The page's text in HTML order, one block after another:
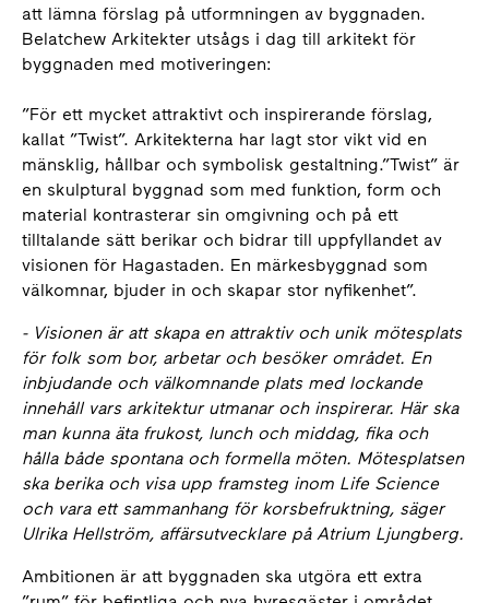
att lämna förslag på utformningen av byggnaden.
Belatchew Arkitekter utsågs i dag till arkitekt för
byggnaden med motiveringen:
”För ett mycket attraktivt och inspirerande förslag,
kallat ”Twist”. Arkitekterna har lagt stor vikt vid en
mänsklig, hållbar och symbolisk gestaltning.”Twist” är
en skulptural byggnad som med funktion, form och
material kontrasterar sin omgivning och på ett
tilltalande sätt berikar och bidrar till uppfyllandet av
visionen för Hagastaden. En märkesbyggnad som
välkomnar, bjuder in och skapar stor nyfikenhet”.
- Visionen är att skapa en attraktiv och unik mötesplats
för folk som bor, arbetar och besöker området. En
inbjudande och välkomnande plats med lockande
innehåll vars arkitektur utmanar och inspirerar. Här ska
man kunna äta frukost, lunch och middag, fika och
hålla både spontana och formella möten. Mötesplatsen
ska berika och visa upp framsteg inom Life Science
och vara ett sammanhang för korsbefruktning, säger
Ulrika Hellström, affärsutvecklare på Atrium Ljungberg.
Ambitionen är att byggnaden ska utgöra ett extra